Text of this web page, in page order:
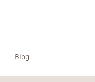
Blog